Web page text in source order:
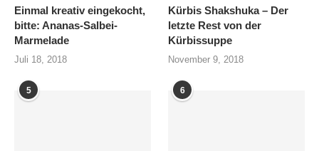
Einmal kreativ eingekocht,
bitte: Ananas-Salbei-
Marmelade
Juli 18, 2018
Kürbis Shakshuka – Der
letzte Rest von der
Kürbissuppe
November 9, 2018
5 6